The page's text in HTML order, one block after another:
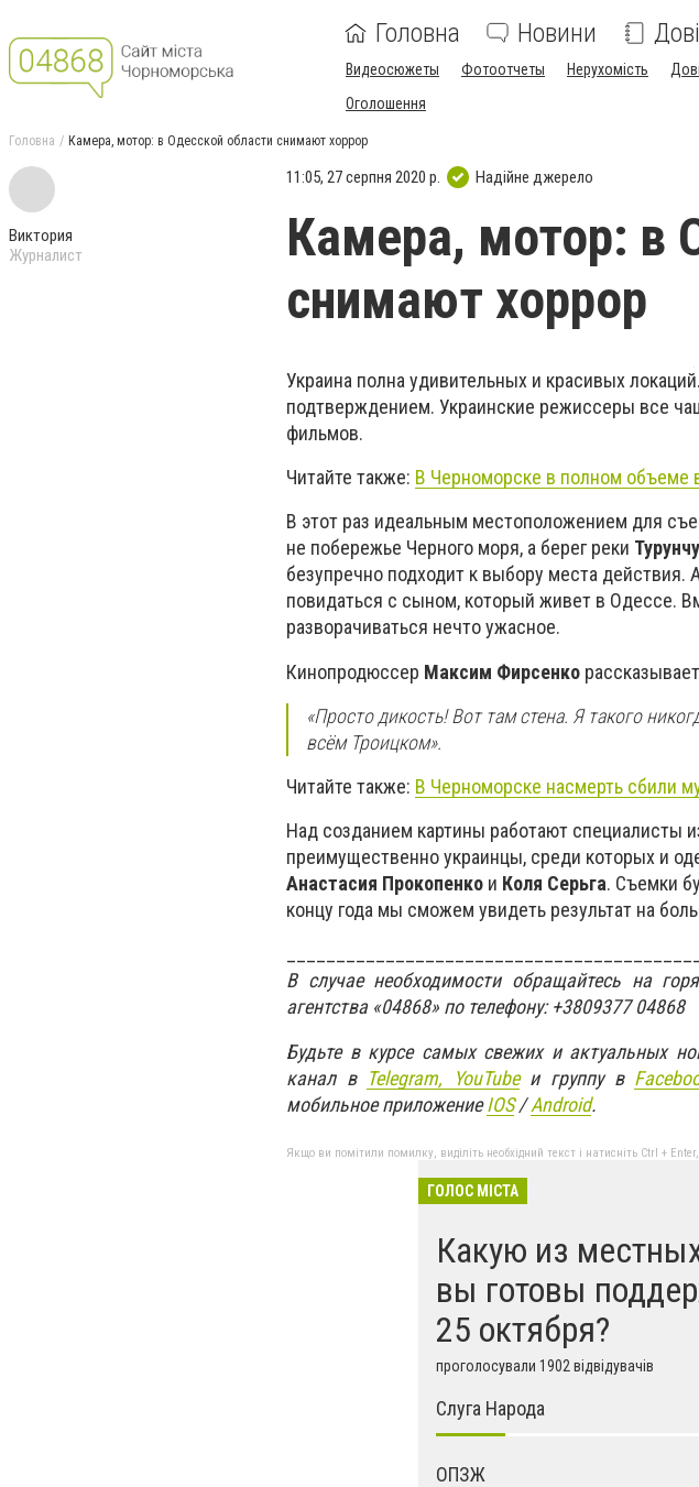
Головна Новини
Видеосюжеты Фотоотчеты Нерухомість
Оголошення
Головна Камера, мотор: в Одесской области снимают хоррор
Виктория
Журналист
11:05, 27 серпня 2020 р. Надійне джерело
Камера, мотор: в
снимают хоррор
Украина полна удивительных и красивых
подтверждением. Украинские режиссеры все
фильмов.
Читайте также: В Черноморске в полном объеме
В этот раз идеальным местоположением для
не побережье Черного моря, а берег реки
безупречно подходит к выбору места
повидаться с сыном, который живет в Одессе.
разворачиваться нечто ужасное.
Кинопродюссер Максим Фирсенко
«Просто дикость! Вот там стена. Я такого
всём Троицком».
Читайте также: В Черноморске насмерть сбили
Над созданием картины работают специалисты
преимущественно украинцы, среди которых и
Анастасия Прокопенко и Коля Серьга. Съемки
концу года мы сможем увидеть результат на
В случае необходимости обращайтесь на
агентства «04868» по телефону: +3809377 04868
Будьте в курсе самых свежих и актуальных
канал в Telegram, YouTubeи группу в
мобильное приложениеIOS/Android.
Якщо ви помітили помилку, виділіть необхідний текст і натисніть Ctrl +
ГОЛОС МІСТА
Какую из
вы готовы
25 октября?
проголосували 1902 відвідувачів
Слуга Народа
ОПЗЖ